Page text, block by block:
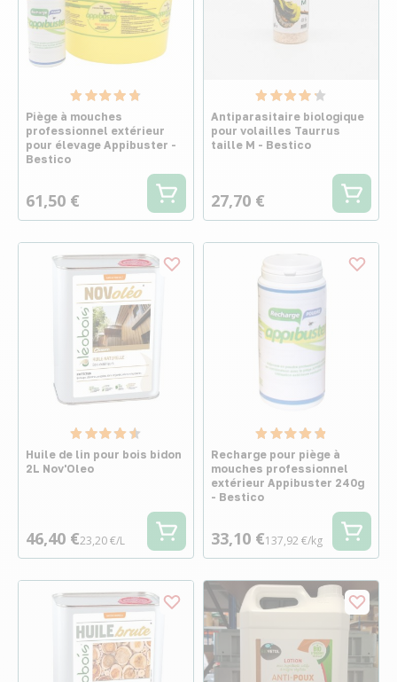
Piège à mouches
professionnel extérieur
pour élevage Appibuster -
Bestico
61,50 €
Antiparasitaire biologique
pour volailles Taurrus
taille M - Bestico
27,70 €
Huile de lin pour bois bidon
2L Nov'Oleo
46,40 €23,20 €/L
Recharge pour piège à
mouches professionnel
extérieur Appibuster 240g
- Bestico
33,10 €137,92 €/kg